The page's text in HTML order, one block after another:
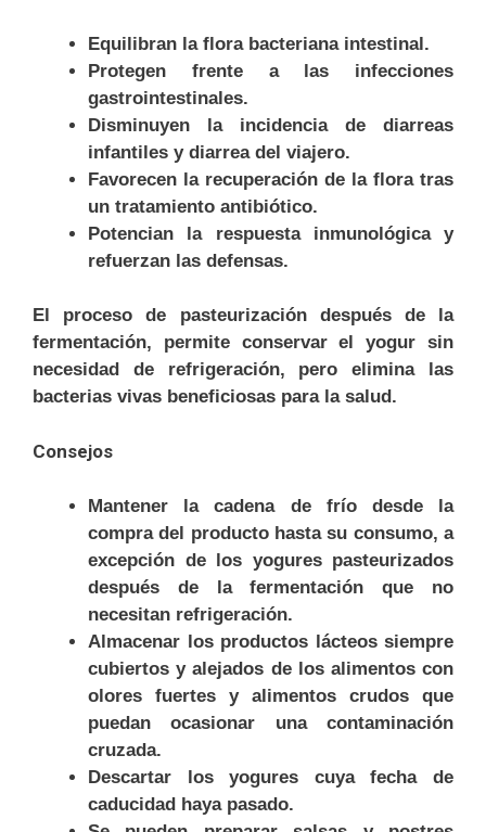
Equilibran la flora bacteriana intestinal.
Protegen frente a las infecciones
gastrointestinales.
Disminuyen la incidencia de diarreas
infantiles y diarrea del viajero.
Favorecen la recuperación de la flora tras
un tratamiento antibiótico.
Potencian la respuesta inmunológica y
refuerzan las defensas.
El proceso de pasteurización después de la
fermentación, permite conservar el yogur sin
necesidad de refrigeración, pero elimina las
bacterias vivas beneficiosas para la salud.
Consejos
Mantener la cadena de frío desde la
compra del producto hasta su consumo, a
excepción de los yogures pasteurizados
después de la fermentación que no
necesitan refrigeración.
Almacenar los productos lácteos siempre
cubiertos y alejados de los alimentos con
olores fuertes y alimentos crudos que
puedan ocasionar una contaminación
cruzada.
Descartar los yogures cuya fecha de
caducidad haya pasado.